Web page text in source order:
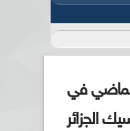
بلماضي في
الجزائر